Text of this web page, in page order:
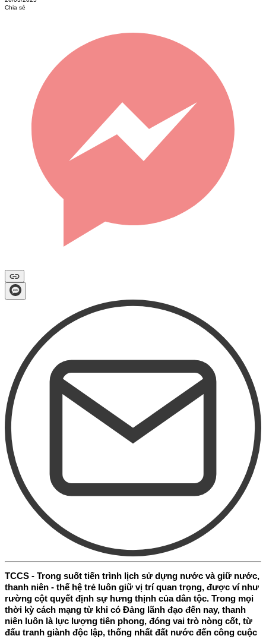
Chia sẻ
TCCS - Trong suốt tiến trình lịch sử dựng nước và giữ nước,
thanh niên - thế hệ trẻ luôn giữ vị trí quan trọng, được ví như
rường cột quyết định sự hưng thịnh của dân tộc. Trong mọi
thời kỳ cách mạng từ khi có Đảng lãnh đạo đến nay, thanh
niên luôn là lực lượng tiên phong, đóng vai trò nòng cốt, từ
đấu tranh giành độc lập, thống nhất đất nước đến công cuộc